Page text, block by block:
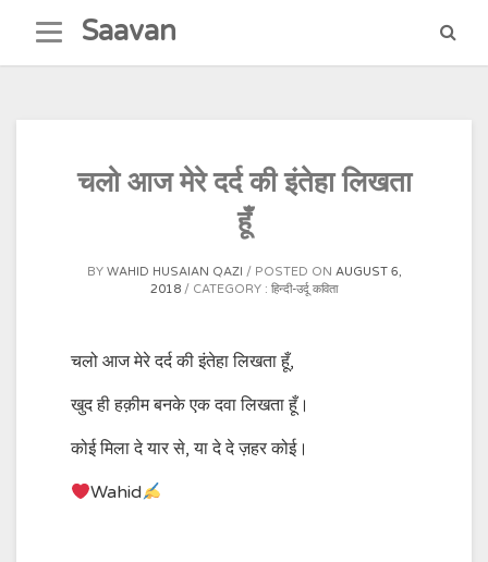
content
Saavan
चलो आज मेरे दर्द की इंतेहा लिखता
हूँ
BY WAHID HUSAIAN QAZI POSTED ON AUGUST 6,
2018
CATEGORY : हिन्दी-उर्दू कविता
चलो आज मेरे दर्द की इंतेहा लिखता हूँ,
खुद ही हक़ीम बनके एक दवा लिखता हूँ।
कोई मिला दे यार से, या दे दे ज़हर कोई।
Wahid